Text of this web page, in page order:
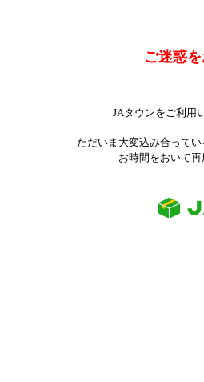
ご迷惑
JAタウンをご利用
ただいま大変込み合って
お時間をおいて